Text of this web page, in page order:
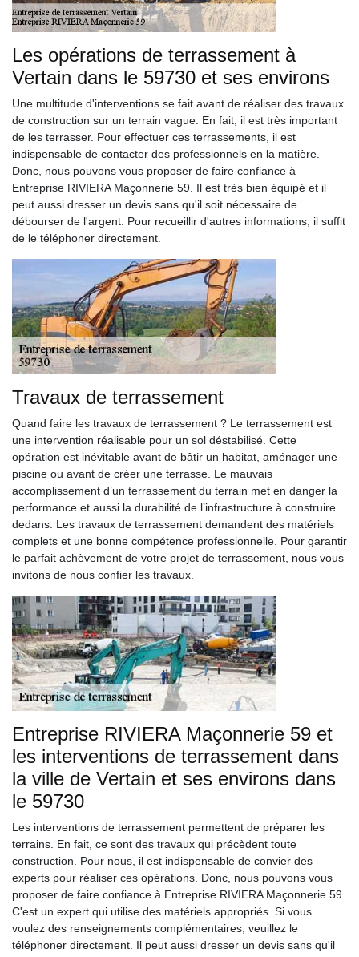
Les opérations de terrassement à
Vertain dans le 59730 et ses environs
Une multitude d'interventions se fait avant de réaliser des travaux
de construction sur un terrain vague. En fait, il est très important
de les terrasser. Pour effectuer ces terrassements, il est
indispensable de contacter des professionnels en la matière.
Donc, nous pouvons vous proposer de faire confiance à
Entreprise RIVIERA Maçonnerie 59. Il est très bien équipé et il
peut aussi dresser un devis sans qu'il soit nécessaire de
débourser de l'argent. Pour recueillir d'autres informations, il suffit
de le téléphoner directement.
Travaux de terrassement
Quand faire les travaux de terrassement ? Le terrassement est
une intervention réalisable pour un sol déstabilisé. Cette
opération est inévitable avant de bâtir un habitat, aménager une
piscine ou avant de créer une terrasse. Le mauvais
accomplissement d’un terrassement du terrain met en danger la
performance et aussi la durabilité de l’infrastructure à construire
dedans. Les travaux de terrassement demandent des matériels
complets et une bonne compétence professionnelle. Pour garantir
le parfait achèvement de votre projet de terrassement, nous vous
invitons de nous confier les travaux.
Entreprise RIVIERA Maçonnerie 59 et
les interventions de terrassement dans
la ville de Vertain et ses environs dans
le 59730
Les interventions de terrassement permettent de préparer les
terrains. En fait, ce sont des travaux qui précèdent toute
construction. Pour nous, il est indispensable de convier des
experts pour réaliser ces opérations. Donc, nous pouvons vous
proposer de faire confiance à Entreprise RIVIERA Maçonnerie 59.
C'est un expert qui utilise des matériels appropriés. Si vous
voulez des renseignements complémentaires, veuillez le
téléphoner directement. Il peut aussi dresser un devis sans qu'il